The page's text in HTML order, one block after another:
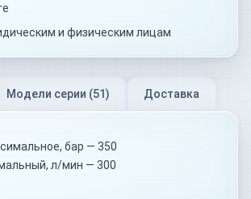
и физическим лицам
Модели серии (51) Доставка
бар — 350
л/мин — 300